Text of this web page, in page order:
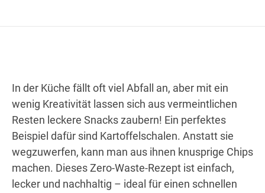
In der Küche fällt oft viel Abfall an, aber mit ein
wenig Kreativität lassen sich aus vermeintlichen
Resten leckere Snacks zaubern! Ein perfektes
Beispiel dafür sind Kartoffelschalen. Anstatt sie
wegzuwerfen, kann man aus ihnen knusprige Chips
machen. Dieses Zero-Waste-Rezept ist einfach,
lecker und nachhaltig – ideal für einen schnellen